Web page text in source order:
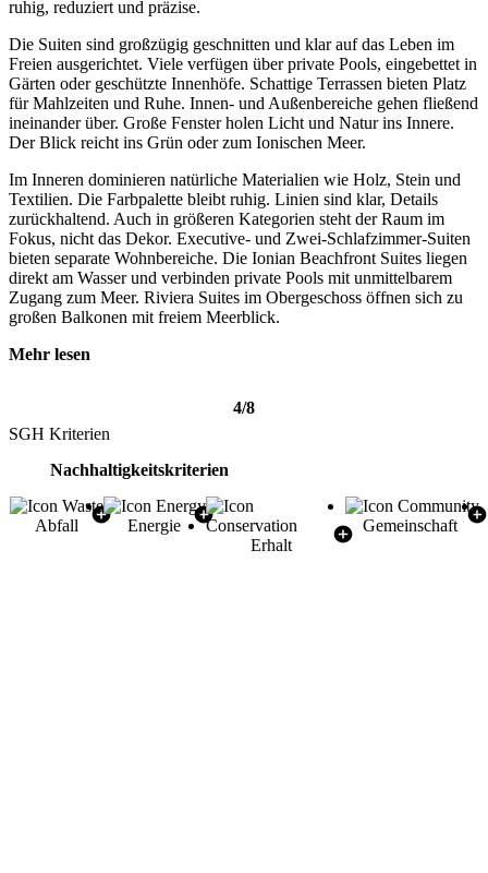
ruhig, reduziert und präzise.
Die Suiten sind großzügig geschnitten und klar auf das Leben im
Freien ausgerichtet. Viele verfügen über private Pools, eingebettet in
Gärten oder geschützte Innenhöfe. Schattige Terrassen bieten Platz
für Mahlzeiten und Ruhe. Innen- und Außenbereiche gehen fließend
ineinander über. Große Fenster holen Licht und Natur ins Innere.
Der Blick reicht ins Grün oder zum Ionischen Meer.
Im Inneren dominieren natürliche Materialien wie Holz, Stein und
Textilien. Die Farbpalette bleibt ruhig. Linien sind klar, Details
zurückhaltend. Auch in größeren Kategorien steht der Raum im
Fokus, nicht das Dekor. Executive- und Zwei-Schlafzimmer-Suiten
bieten separate Wohnbereiche. Die Ionian Beachfront Suites liegen
direkt am Wasser und verbinden private Pools mit unmittelbarem
Zugang zum Meer. Riviera Suites im Obergeschoss öffnen sich zu
großen Balkonen mit freiem Meerblick.
Mehr lesen
4/8
SGH Kriterien
Nachhaltigkeitskriterien
Abfall
Energie
Erhalt
Gemeinschaft